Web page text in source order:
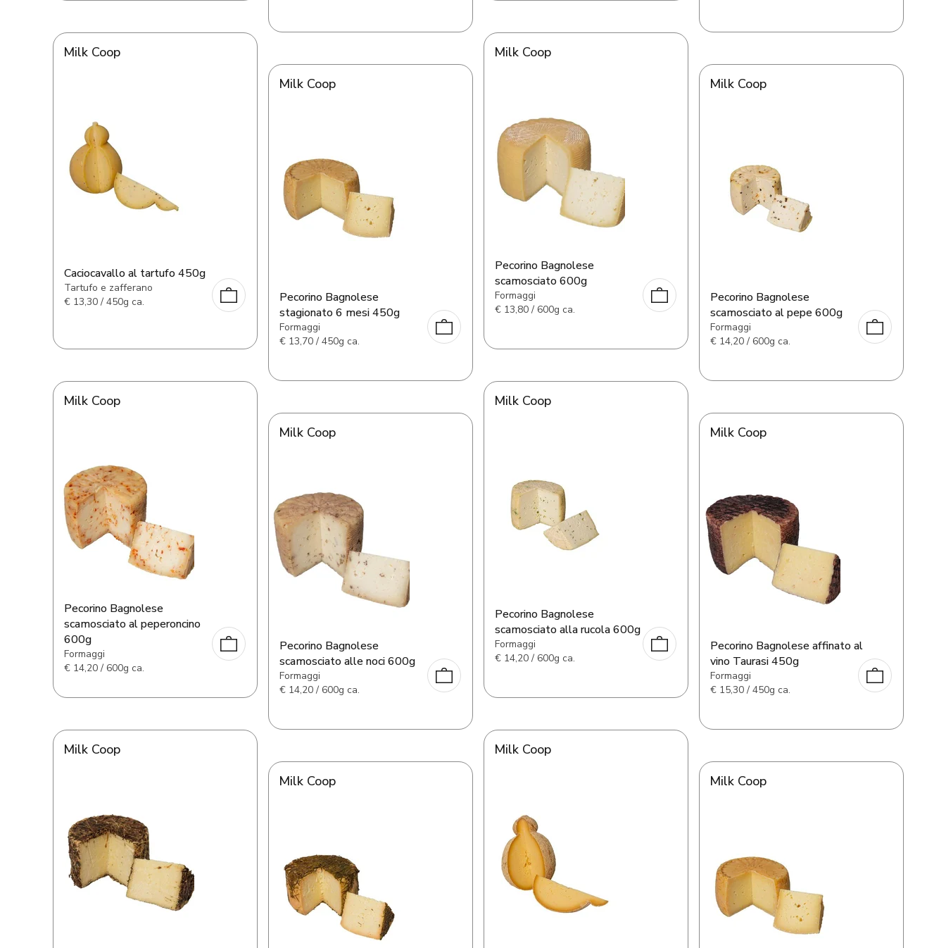
Milk Coop
Caciocavallo al tartufo 450g
Tartufo e zafferano
€ 13,30 / 450g ca.
Milk Coop
Pecorino Bagnolese
stagionato 6 mesi 450g
Formaggi
€ 13,70 / 450g ca.
Milk Coop
Pecorino Bagnolese
scamosciato 600g
Formaggi
€ 13,80 / 600g ca.
Milk Coop
Pecorino Bagnolese
scamosciato al pepe 600g
Formaggi
€ 14,20 / 600g ca.
Milk Coop
Pecorino Bagnolese
scamosciato al peperoncino
600g
Formaggi
€ 14,20 / 600g ca.
Milk Coop
Pecorino Bagnolese
scamosciato alle noci 600g
Formaggi
€ 14,20 / 600g ca.
Milk Coop
Pecorino Bagnolese
scamosciato alla rucola 600g
Formaggi
€ 14,20 / 600g ca.
Milk Coop
Pecorino Bagnolese affinato al
vino Taurasi 450g
Formaggi
€ 15,30 / 450g ca.
Milk Coop
Milk Coop
Milk Coop
Milk Coop